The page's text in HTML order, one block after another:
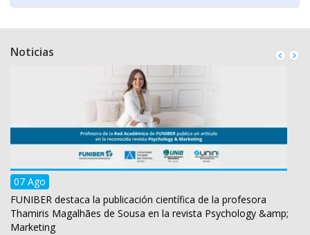
Noticias
07 Ago
FUNIBER destaca la publicación científica de la profesora
Thamiris Magalhães de Sousa en la revista Psychology &amp;
Marketing